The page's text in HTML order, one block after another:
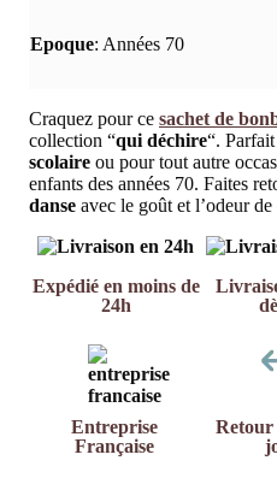
Craquez pour ce sachet de
collection “qui déchire“.
scolaire ou pour tout autre
enfants des années 70. Faites
danse avec le goût et l’odeur
Epoque: Années 70
Expédié en moins de
24h
Entreprise
Française